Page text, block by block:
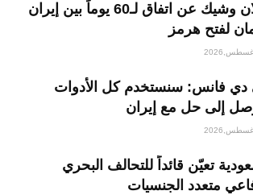
إعلان وشيك عن اتفاق لـ60 يوماً بين إيران
لفتح هرمز
فانس: سنستخدم كل الأدوات
إلى حل مع إيران
تعيّن قائداً للتحالف البحري
متعدد الجنسيات